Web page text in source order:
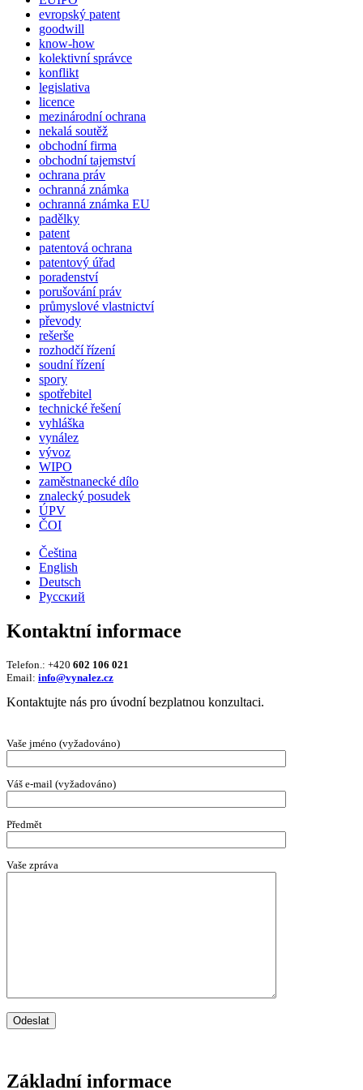
evropský patent
goodwill
know-how
kolektivní správce
konflikt
legislativa
licence
mezinárodní ochrana
nekalá soutěž
obchodní firma
obchodní tajemství
ochrana práv
ochranná známka
ochranná známka EU
padělky
patent
patentová ochrana
patentový úřad
poradenství
porušování práv
průmyslové vlastnictví
převody
rešerše
rozhodčí řízení
soudní řízení
spory
spotřebitel
technické řešení
vyhláška
vynález
vývoz
WIPO
zaměstnanecké dílo
znalecký posudek
ÚPV
ČOI
Čeština
English
Deutsch
Русский
Kontaktní informace
Telefon.: +420 602 106 021
Email: info@vynalez.cz
Kontaktujte nás pro úvodní bezplatnou konzultaci.
Vaše jméno (vyžadováno)
Váš e-mail (vyžadováno)
Předmět
Vaše zpráva
Základní informace